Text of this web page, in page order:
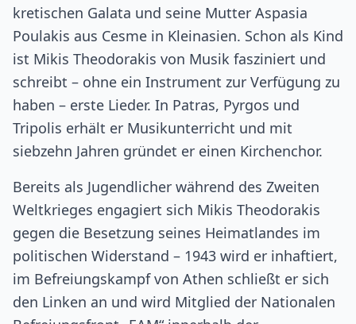
kretischen Galata und seine Mutter Aspasia
Poulakis aus Cesme in Kleinasien. Schon als Kind
ist Mikis Theodorakis von Musik fasziniert und
schreibt – ohne ein Instrument zur Verfügung zu
haben – erste Lieder. In Patras, Pyrgos und
Tripolis erhält er Musikunterricht und mit
siebzehn Jahren gründet er einen Kirchenchor.
Bereits als Jugendlicher während des Zweiten
Weltkrieges engagiert sich Mikis Theodorakis
gegen die Besetzung seines Heimatlandes im
politischen Widerstand – 1943 wird er inhaftiert,
im Befreiungskampf von Athen schließt er sich
den Linken an und wird Mitglied der Nationalen